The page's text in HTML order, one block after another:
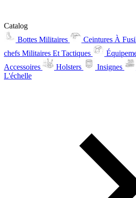
Catalog
Bottes Militaires
Ceintures À
chefs Militaires Et Tactiques
Accessoires
Holsters Insignes
L'échelle